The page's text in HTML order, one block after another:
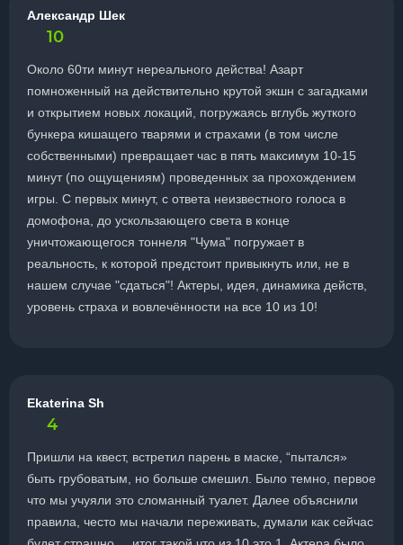
Александр Шек
10
Около 60ти минут нереального действа! Азарт
помноженный на действительно крутой экшн с загадками
и открытием новых локаций, погружаясь вглубь жуткого
бункера кишащего тварями и страхами (в том числе
собственными) превращает час в пять максимум 10-15
минут (по ощущениям) проведенных за прохождением
игры. С первых минут, с ответа неизвестного голоса в
домофона, до ускользающего света в конце
уничтожающегося тоннеля "Чума" погружает в
реальность, к которой предстоит привыкнуть или, не в
нашем случае "сдаться"! Актеры, идея, динамика действ,
уровень страха и вовлечённости на все 10 из 10!
Ekaterina Sh
4
Пришли на квест, встретил парень в маске, “пытался»
быть грубоватым, но больше смешил. Было темно, первое
что мы учуяли это сломанный туалет. Далее объяснили
правила, често мы начали переживать, думали как сейчас